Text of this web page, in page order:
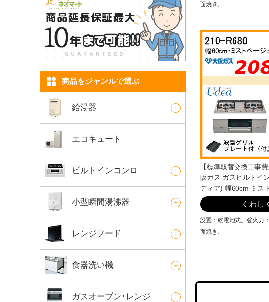
面焼き。
【標準取替交換工事
阪ガス ガスビルトイ
ディア) 幅60cm ミス
くわし
設置：乾電池式。強火力
面焼き。
商品をジャンルで選ぶ
給湯器
エコキュート
ビルトインコンロ
小型瞬間湯沸器
レンジフード
食器洗い機
ガスオーブン･レンジ